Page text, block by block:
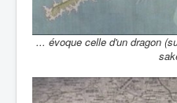
... évoque celle d'un dragon